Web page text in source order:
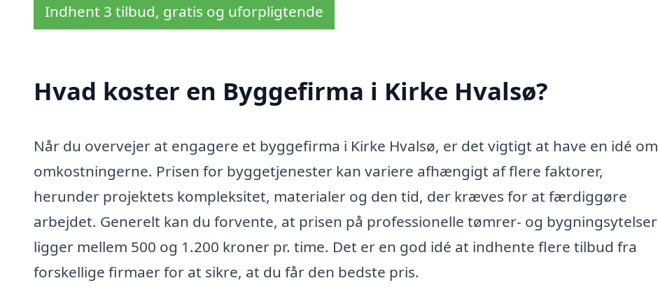
Indhent 3 tilbud, gratis og uforpligtende
Hvad koster en Byggefirma i Kirke Hvalsø?
Når du overvejer at engagere et byggefirma i Kirke Hvalsø, er det vigtigt at have en idé om
omkostningerne. Prisen for byggetjenester kan variere afhængigt af flere faktorer,
herunder projektets kompleksitet, materialer og den tid, der kræves for at færdiggøre
arbejdet. Generelt kan du forvente, at prisen på professionelle tømrer- og bygningsytelser
ligger mellem 500 og 1.200 kroner pr. time. Det er en god idé at indhente flere tilbud fra
forskellige firmaer for at sikre, at du får den bedste pris.